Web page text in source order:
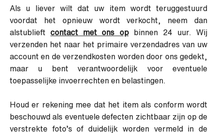
Als u liever wilt dat uw item wordt teruggestuurd
voordat het opnieuw wordt verkocht, neem dan
alstublieftcontact met ons opbinnen 24 uur. Wij
verzenden het naar het primaire verzendadres van uw
account en de verzendkosten worden door ons gedekt,
maar u bent verantwoordelijk voor eventuele
toepasselijke invoerrechten en belastingen.
Houd er rekening mee dat het item als conform wordt
beschouwd als eventuele defecten zichtbaar zijn op de
verstrekte foto’s of duidelijk worden vermeld in de